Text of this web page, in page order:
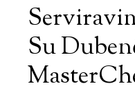
Su